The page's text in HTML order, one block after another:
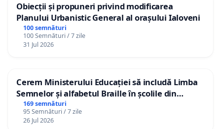
Obiecții și propuneri privind modificarea
Planului Urbanistic General al orașului Ialoveni
100 semnături
100 Semnături / 7 zile
31 Jul 2026
Cerem Ministerului Educației să includă Limba
Semnelor și alfabetul Braille în școlile din
Republica Moldova!
169 semnături
95 Semnături / 7 zile
26 Jul 2026